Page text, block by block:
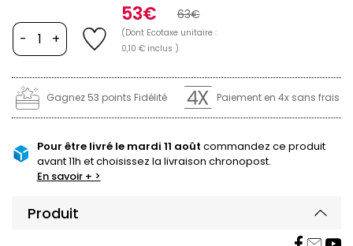
53€ 63€
(Dont Ecotaxe unitaire :
0,10 € inclus )
- +
Gagnez 53 points Fidélité Paiement en 4x sans frais
Pour être livré le mardi 11 août commandez ce produit
avant 11h et choisissez la livraison chronopost.
En savoir + >
Produit